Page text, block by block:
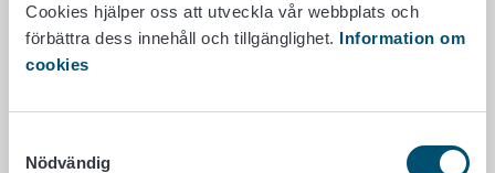
Cookies hjälper oss att utveckla vår webbplats och
förbättra dess innehåll och tillgänglighet. Information om
cookies
Nödvändig
Renhushållning
Biodling